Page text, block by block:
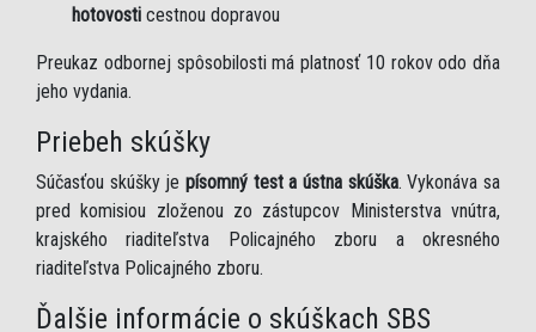
hotovosti cestnou dopravou
Preukaz odbornej spôsobilosti má platnosť 10 rokov odo dňa
jeho vydania.
Priebeh skúšky
Súčasťou skúšky je písomný test a ústna skúška. Vykonáva sa
pred komisiou zloženou zo zástupcov Ministerstva vnútra,
krajského riaditeľstva Policajného zboru a okresného
riaditeľstva Policajného zboru.
Ďalšie informácie o skúškach SBS